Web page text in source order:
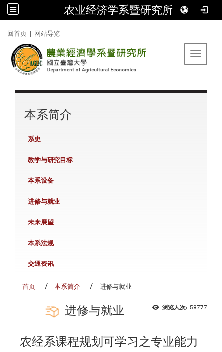
农业经济学系暨研究所
回首页 | 网站导览
Toggle
本系简介
系史
教学与研究目标
本系设备
进修与就业
未来展望
本系法规
交通资讯
首页 本系简介 进修与就业
浏览人次: 58777
进修与就业
农经系课程规划可学习之专业能力